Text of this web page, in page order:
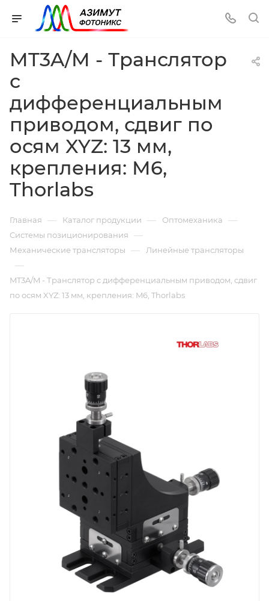
MT3A/M - Транслятор
с
дифференциальным
приводом, сдвиг по
осям XYZ: 13 мм,
крепления: M6,
Thorlabs
Главная — Каталог продукции — Оптомеханика —
Системы позиционирования —
Механические трансляторы — Линейные трансляторы
—
MT3A/M - Транслятор с дифференциальным приводом, сдвиг
по осям XYZ: 13 мм, крепления: M6, Thorlabs